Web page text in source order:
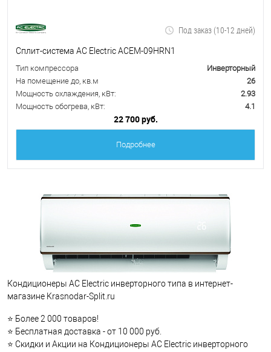
Под заказ (10-12 дней)
Сплит-система AC Electric ACEM-09HRN1
Тип компрессора
Инверторный
На помещение до, кв.м
26
Мощность охлаждения, кВт:
2.93
Мощность обогрева, кВт:
4.1
22 700 руб.
Подробнее
Кондиционеры AC Electric инверторного типа в интернет-
магазине Krasnodar-Split.ru
⭐ Более 2 000 товаров!
⭐ Бесплатная доставка - от 10 000 руб.
⭐ Скидки и Акции на Кондиционеры AC Electric инверторного